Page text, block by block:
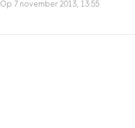
Op 7 november 2013, 13:55